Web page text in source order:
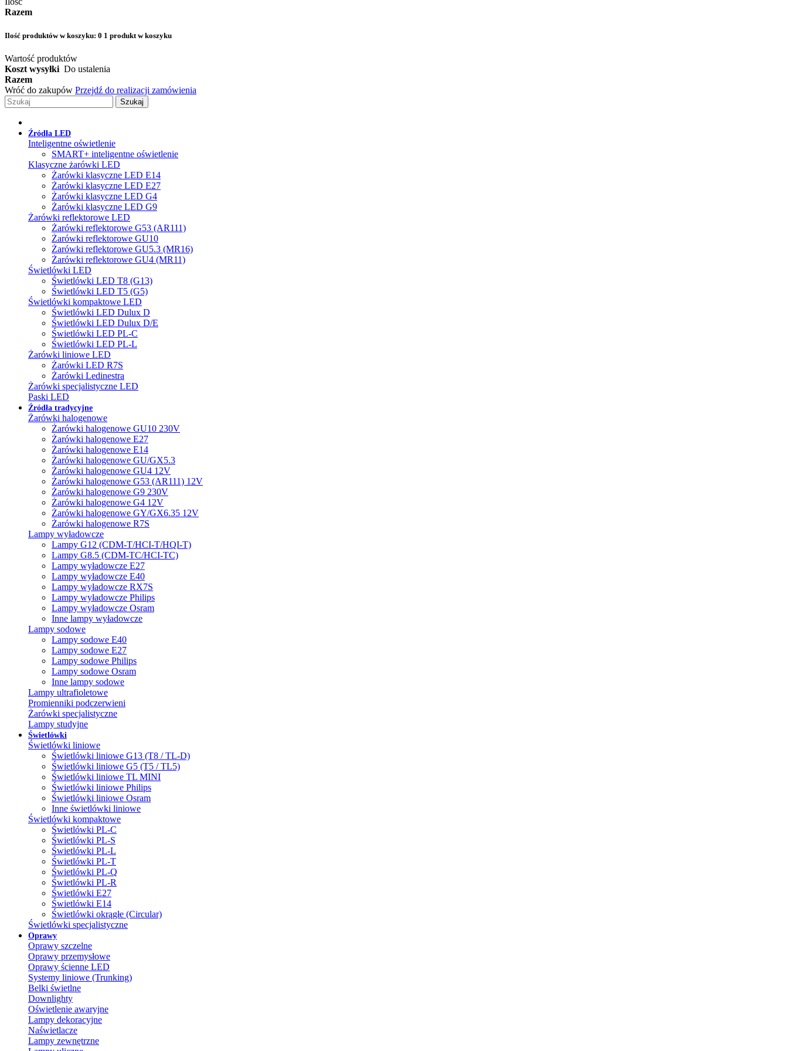
Razem
Ilość produktów w koszyku: 0 1 produkt w koszyku
Wartość produktów
Koszt wysyłki Do ustalenia
Razem
Wróć do zakupów Przejdź do realizacji zamówienia
Szukaj
Źródła LED
Inteligentne oświetlenie
SMART+ inteligentne oświetlenie
Klasyczne żarówki LED
Żarówki klasyczne LED E14
Żarówki klasyczne LED E27
Żarówki klasyczne LED G4
Żarówki klasyczne LED G9
Żarówki reflektorowe LED
Żarówki reflektorowe G53 (AR111)
Żarówki reflektorowe GU10
Żarówki reflektorowe GU5.3 (MR16)
Żarówki reflektorowe GU4 (MR11)
Świetlówki LED
Świetlówki LED T8 (G13)
Świetlówki LED T5 (G5)
Świetlówki kompaktowe LED
Świetlówki LED Dulux D
Świetlówki LED Dulux D/E
Świetlówki LED PL-C
Świetlówki LED PL-L
Żarówki liniowe LED
Żarówki LED R7S
Żarówki Ledinestra
Żarówki specjalistyczne LED
Paski LED
Źródła tradycyjne
Żarówki halogenowe
Żarówki halogenowe GU10 230V
Żarówki halogenowe E27
Żarówki halogenowe E14
Żarówki halogenowe GU/GX5.3
Żarówki halogenowe GU4 12V
Żarówki halogenowe G53 (AR111) 12V
Żarówki halogenowe G9 230V
Żarówki halogenowe G4 12V
Żarówki halogenowe GY/GX6.35 12V
Żarówki halogenowe R7S
Lampy wyładowcze
Lampy G12 (CDM-T/HCI-T/HQI-T)
Lampy G8.5 (CDM-TC/HCI-TC)
Lampy wyładowcze E27
Lampy wyładowcze E40
Lampy wyładowcze RX7S
Lampy wyładowcze Philips
Lampy wyładowcze Osram
Inne lampy wyładowcze
Lampy sodowe
Lampy sodowe E40
Lampy sodowe E27
Lampy sodowe Philips
Lampy sodowe Osram
Inne lampy sodowe
Lampy ultrafioletowe
Promienniki podczerwieni
Żarówki specjalistyczne
Lampy studyjne
Świetlówki
Świetlówki liniowe
Świetlówki liniowe G13 (T8 / TL-D)
Świetlówki liniowe G5 (T5 / TL5)
Świetlówki liniowe TL MINI
Świetlówki liniowe Philips
Świetlówki liniowe Osram
Inne świetlówki liniowe
Świetlówki kompaktowe
Świetlówki PL-C
Świetlówki PL-S
Świetlówki PL-L
Świetlówki PL-T
Świetlówki PL-Q
Świetlówki PL-R
Świetlówki E27
Świetlówki E14
Świetlówki okrągłe (Circular)
Świetlówki specjalistyczne
Oprawy
Oprawy szczelne
Oprawy przemysłowe
Oprawy ścienne LED
Systemy liniowe (Trunking)
Belki świetlne
Downlighty
Oświetlenie awaryjne
Lampy dekoracyjne
Naświetlacze
Lampy zewnętrzne